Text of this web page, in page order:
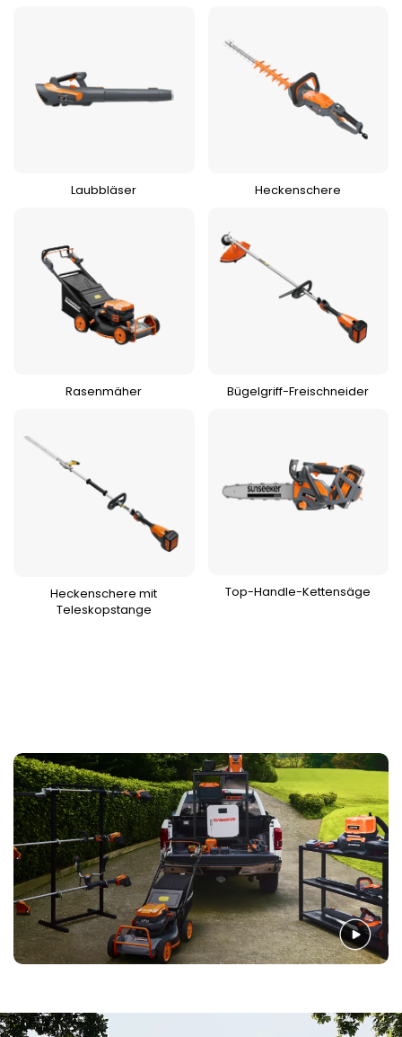
Laubbläser Heckenschere
Rasenmäher Bügelgriff-Freischneider
Heckenschere mit
Teleskopstange
Top-Handle-Kettensäge